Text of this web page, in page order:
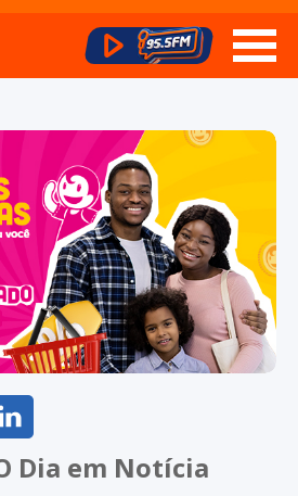
LINKEDIN
Dia em Notícia